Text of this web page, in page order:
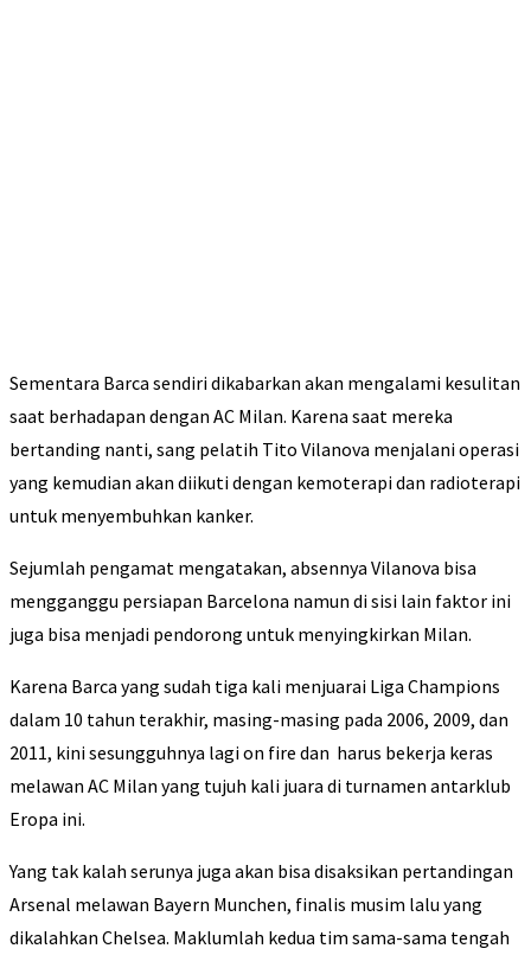
Sementara Barca sendiri dikabarkan akan mengalami kesulitan
saat berhadapan dengan AC Milan. Karena saat mereka
bertanding nanti, sang pelatih Tito Vilanova menjalani operasi
yang kemudian akan diikuti dengan kemoterapi dan radioterapi
untuk menyembuhkan kanker.
Sejumlah pengamat mengatakan, absennya Vilanova bisa
mengganggu persiapan Barcelona namun di sisi lain faktor ini
juga bisa menjadi pendorong untuk menyingkirkan Milan.
Karena Barca yang sudah tiga kali menjuarai Liga Champions
dalam 10 tahun terakhir, masing-masing pada 2006, 2009, dan
2011, kini sesungguhnya lagi on fire dan harus bekerja keras
melawan AC Milan yang tujuh kali juara di turnamen antarklub
Eropa ini.
Yang tak kalah serunya juga akan bisa disaksikan pertandingan
Arsenal melawan Bayern Munchen, finalis musim lalu yang
dikalahkan Chelsea. Maklumlah kedua tim sama-sama tengah